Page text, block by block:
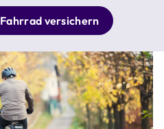
Fahrrad versichern